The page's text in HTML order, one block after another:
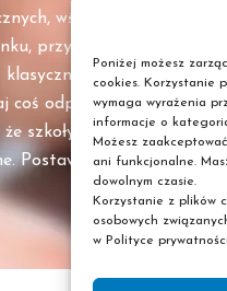
Poniżej możesz
cookies. Korzystanie
wymaga wyrażenia
informacje o
Możesz
ani funkcjonalne.
dowolnym czasie.
Korzystanie z plików
osobowych
w Polityce
wśród których
przygotowaliśmy także
klasyczną wersji liceum
coś odpowiedniego dla
szkoły policealne dla
Postaw na swoją